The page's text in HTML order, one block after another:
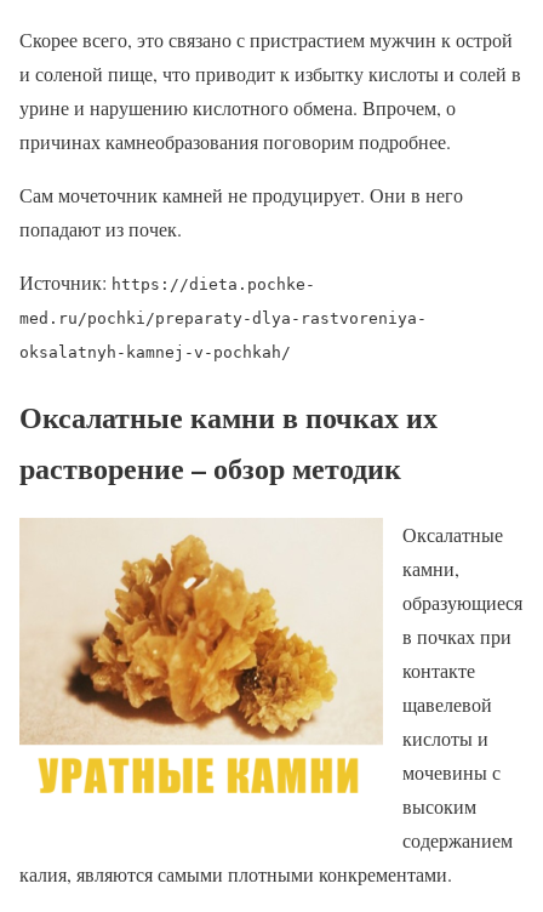
Скорее всего, это связано с пристрастием мужчин к острой
и соленой пище, что приводит к избытку кислоты и солей в
урине и нарушению кислотного обмена. Впрочем, о
причинах камнеобразования поговорим подробнее.
Сам мочеточник камней не продуцирует. Они в него
попадают из почек.
Источник: https://dieta.pochke-
med.ru/pochki/preparaty-dlya-rastvoreniya-
oksalatnyh-kamnej-v-pochkah/
Оксалатные камни в почках их
растворение – обзор методик
Оксалатные
камни,
образующиеся
в почках при
контакте
щавелевой
кислоты и
мочевины с
высоким
содержанием
калия, являются самыми плотными конкрементами.